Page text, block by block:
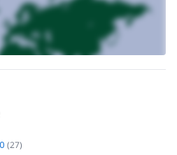
à Morzine
(27)